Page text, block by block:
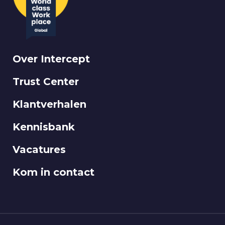
Over Intercept
Trust Center
Klantverhalen
Kennisbank
Vacatures
Kom in contact